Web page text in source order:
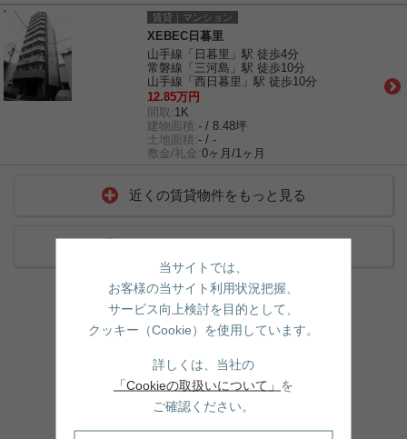
賃貸｜マンション
XEBEC日暮里
山手線「日暮里」駅 徒歩4分
常磐線「三河島」駅 徒歩10分
山手線「西日暮里」駅 徒歩10分
12.85万円
間取: 1K
建物面積:- / 8.48坪
土地面積:- / -
敷金/礼金:0ヶ月/1ヶ月
近くの賃貸物件をもっと見る
当サイトでは、
お客様の当サイト利用状況把握、
サービス向上検討を目的として、
クッキー（Cookie）を使用しています。
詳しくは、当社の
「Cookieの取扱いについて」 を
ご確認ください。